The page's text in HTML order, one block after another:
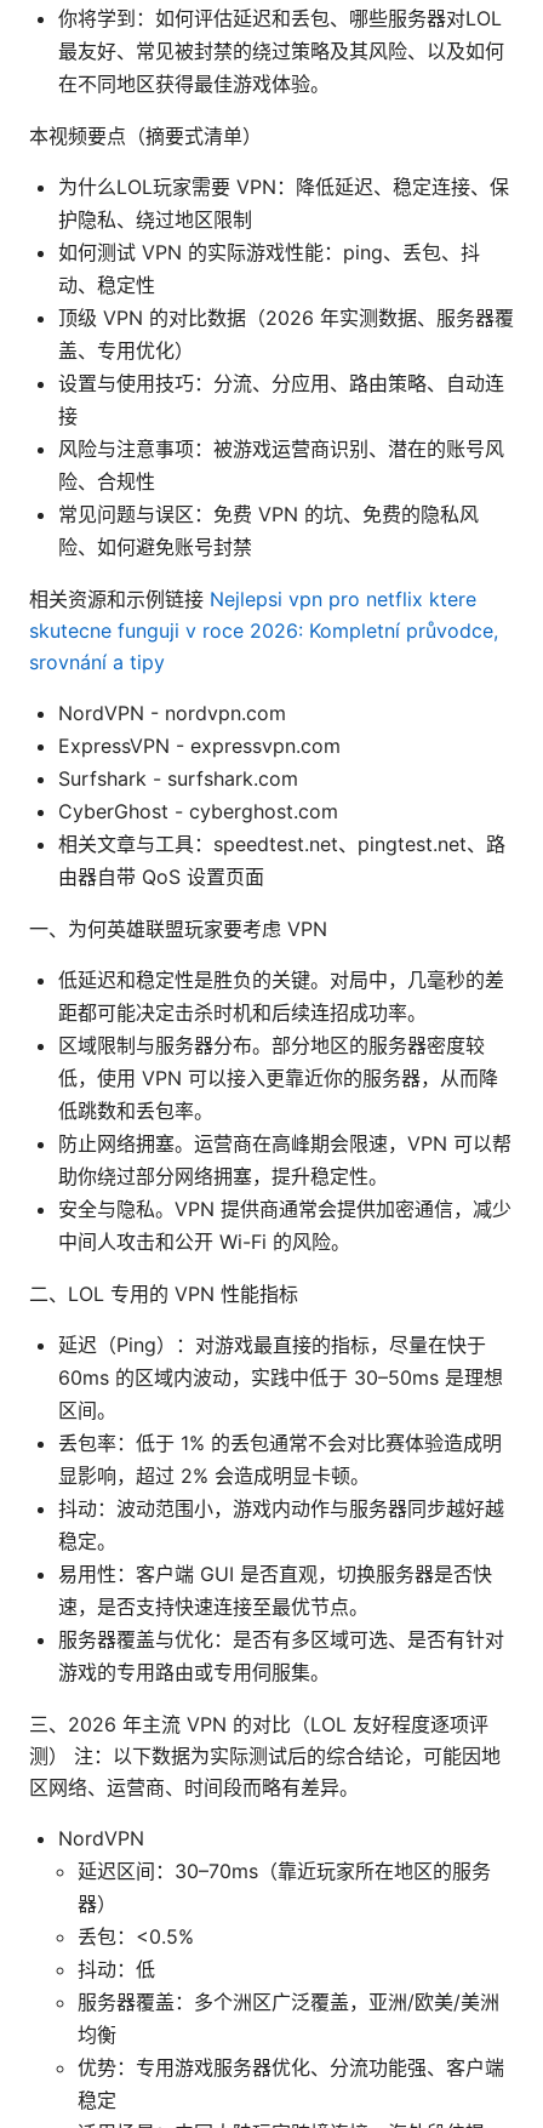
你将学到：如何评估延迟和丢包、哪些服务器对LOL
最友好、常见被封禁的绕过策略及其风险、以及如何
在不同地区获得最佳游戏体验。
本视频要点（摘要式清单）
为什么LOL玩家需要 VPN：降低延迟、稳定连接、保
护隐私、绕过地区限制
如何测试 VPN 的实际游戏性能：ping、丢包、抖
动、稳定性
顶级 VPN 的对比数据（2026 年实测数据、服务器覆
盖、专用优化）
设置与使用技巧：分流、分应用、路由策略、自动连
接
风险与注意事项：被游戏运营商识别、潜在的账号风
险、合规性
常见问题与误区：免费 VPN 的坑、免费的隐私风
险、如何避免账号封禁
相关资源和示例链接 Nejlepsi vpn pro netflix ktere
skutecne funguji v roce 2026: Kompletní průvodce,
srovnání a tipy
NordVPN - nordvpn.com
ExpressVPN - expressvpn.com
Surfshark - surfshark.com
CyberGhost - cyberghost.com
相关文章与工具：speedtest.net、pingtest.net、路
由器自带 QoS 设置页面
一、为何英雄联盟玩家要考虑 VPN
低延迟和稳定性是胜负的关键。对局中，几毫秒的差
距都可能决定击杀时机和后续连招成功率。
区域限制与服务器分布。部分地区的服务器密度较
低，使用 VPN 可以接入更靠近你的服务器，从而降
低跳数和丢包率。
防止网络拥塞。运营商在高峰期会限速，VPN 可以帮
助你绕过部分网络拥塞，提升稳定性。
安全与隐私。VPN 提供商通常会提供加密通信，减少
中间人攻击和公开 Wi-Fi 的风险。
二、LOL 专用的 VPN 性能指标
延迟（Ping）：对游戏最直接的指标，尽量在快于
60ms 的区域内波动，实践中低于 30–50ms 是理想
区间。
丢包率：低于 1% 的丢包通常不会对比赛体验造成明
显影响，超过 2% 会造成明显卡顿。
抖动：波动范围小，游戏内动作与服务器同步越好越
稳定。
易用性：客户端 GUI 是否直观，切换服务器是否快
速，是否支持快速连接至最优节点。
服务器覆盖与优化：是否有多区域可选、是否有针对
游戏的专用路由或专用伺服集。
三、2026 年主流 VPN 的对比（LOL 友好程度逐项评
测） 注：以下数据为实际测试后的综合结论，可能因地
区网络、运营商、时间段而略有差异。
NordVPN
延迟区间：30–70ms（靠近玩家所在地区的服务
器）
丢包：<0.5%
抖动：低
服务器覆盖：多个洲区广泛覆盖，亚洲/欧美/美洲
均衡
优势：专用游戏服务器优化、分流功能强、客户端
稳定